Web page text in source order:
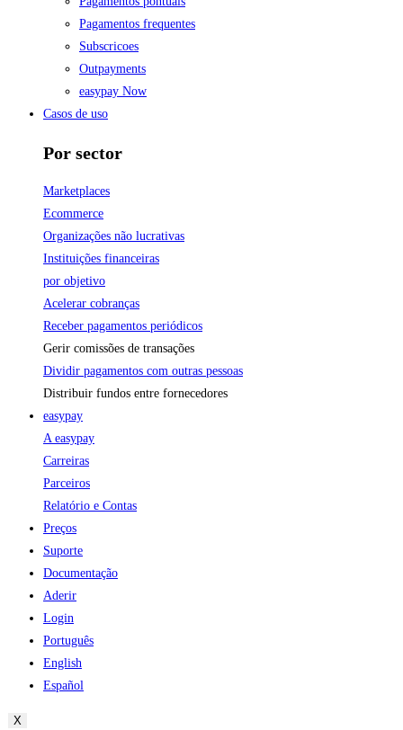
Pagamentos frequentes
Subscricoes
Outpayments
easypay Now
Casos de uso
Por sector
Marketplaces
Ecommerce
Organizações não lucrativas
Instituições financeiras
por objetivo
Acelerar cobranças
Receber pagamentos periódicos
Gerir comissões de transações
Dividir pagamentos com outras pessoas
Distribuir fundos entre fornecedores
easypay
A easypay
Carreiras
Parceiros
Relatório e Contas
Preços
Suporte
Documentação
Aderir
Login
Português
English
Español
X